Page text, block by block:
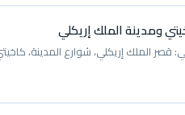
ومدينة الملك إريكلي
قصر الملك إريكلي، شوارع المدينة،